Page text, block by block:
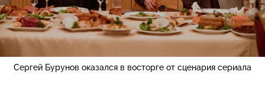
Сергей Бурунов оказался в восторге от сценария сериала